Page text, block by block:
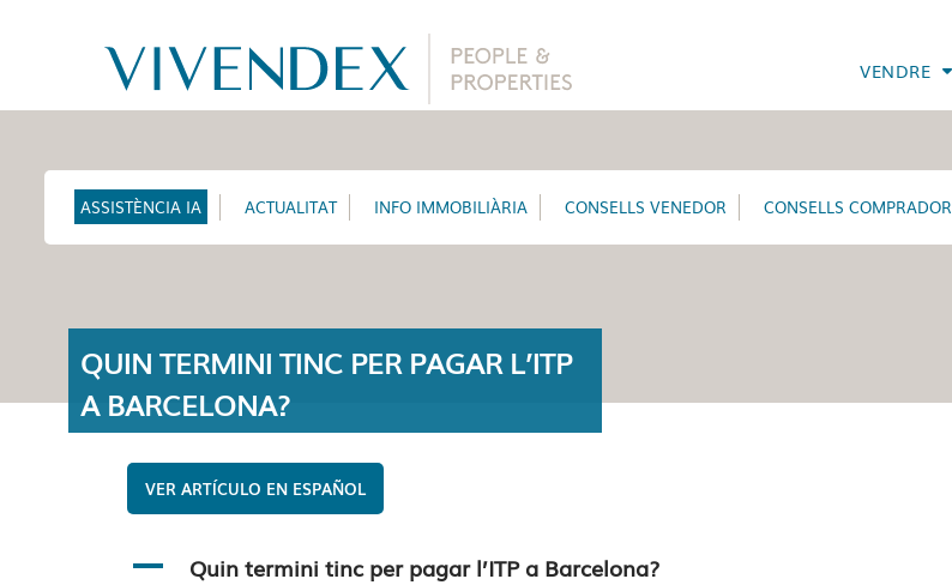
VENDRE
ASSISTÈNCIA IA ACTUALITAT INFO IMMOBILIÀRIA CONSELLS VENEDOR CONSELLS COMPRADOR
QUIN TERMINI TINC PER PAGAR L’ITP
A BARCELONA?
ESPAÑOL
A Quin termini tinc per pagar l’ITP a Barcelona?